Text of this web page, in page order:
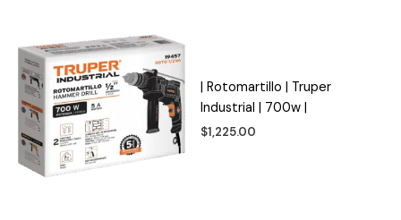
| Rotomartillo | Truper
Industrial | 700w |
$1,225.00